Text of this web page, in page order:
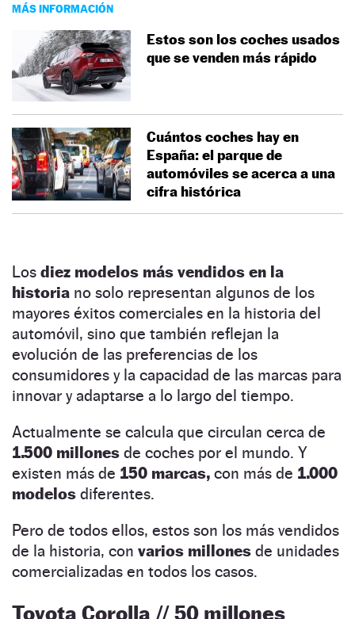
MÁS INFORMACIÓN
Estos son los coches usados
que se venden más rápido
Cuántos coches hay en
España: el parque de
automóviles se acerca a una
cifra histórica
Los diez modelos más vendidos en la
historia no solo representan algunos de los
mayores éxitos comerciales en la historia del
automóvil, sino que también reflejan la
evolución de las preferencias de los
consumidores y la capacidad de las marcas para
innovar y adaptarse a lo largo del tiempo.
Actualmente se calcula que circulan cerca de
1.500 millones de coches por el mundo. Y
existen más de 150 marcas, con más de 1.000
modelos diferentes.
Pero de todos ellos, estos son los más vendidos
de la historia, con varios millones de unidades
comercializadas en todos los casos.
Toyota Corolla // 50 millones